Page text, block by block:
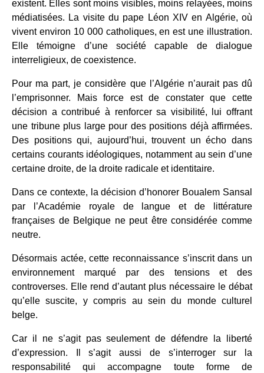
existent. Elles sont moins visibles, moins relayées, moins
médiatisées. La visite du pape Léon XIV en Algérie, où
vivent environ 10 000 catholiques, en est une illustration.
Elle témoigne d’une société capable de dialogue
interreligieux, de coexistence.
Pour ma part, je considère que l’Algérie n’aurait pas dû
l’emprisonner. Mais force est de constater que cette
décision a contribué à renforcer sa visibilité, lui offrant
une tribune plus large pour des positions déjà affirmées.
Des positions qui, aujourd’hui, trouvent un écho dans
certains courants idéologiques, notamment au sein d’une
certaine droite, de la droite radicale et identitaire.
Dans ce contexte, la décision d’honorer Boualem Sansal
par l’Académie royale de langue et de littérature
françaises de Belgique ne peut être considérée comme
neutre.
Désormais actée, cette reconnaissance s’inscrit dans un
environnement marqué par des tensions et des
controverses. Elle rend d’autant plus nécessaire le débat
qu’elle suscite, y compris au sein du monde culturel
belge.
Car il ne s’agit pas seulement de défendre la liberté
d’expression. Il s’agit aussi de s’interroger sur la
responsabilité qui accompagne toute forme de